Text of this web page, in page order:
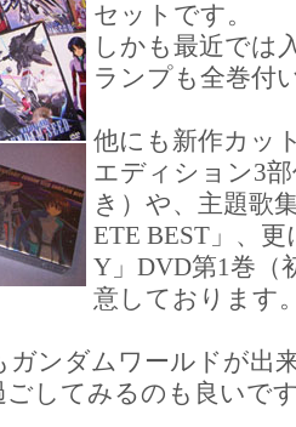
セットです。
しかも最近では
ランプも全巻付
他にも新作カッ
エディション3
き）や、主題歌
ETE BEST」、
Y」DVD第1巻（
意しております
ンダムワールドが出
ごしてみるのも良いで